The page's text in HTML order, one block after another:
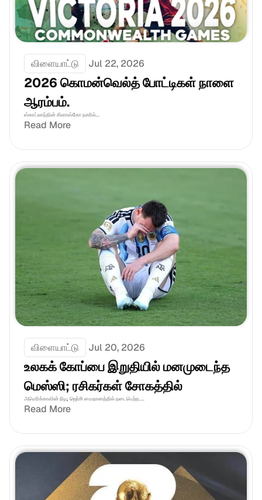
விளையாட்டு Jul 22, 2026
2026 கொமன்வெல்த் போட்டிகள் நாளை
ஆரம்பம்.
ஸ்காட்லாந்தின் கிளாஸ்கோ நகரில்...
Read More
விளையாட்டு Jul 20, 2026
உலகக் கோப்பை இறுதியில் மனமுடைந்த
மெஸ்ஸி; ரசிகர்கள் சோகத்தில்
அமெரிக்காவின் நியூ ஜெர்சி மைதானத்தில் நடைபெற்ற.....
Read More